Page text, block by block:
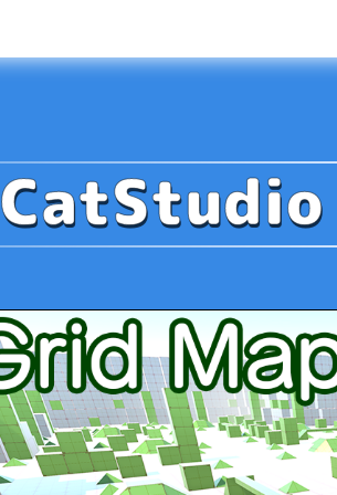
CatStudio